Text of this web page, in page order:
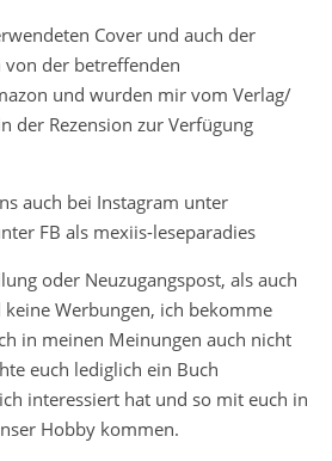
Cover und auch der
der betreffenden
und wurden mir vom Verlag/
der Rezension zur Verfügung
auch bei Instagram unter
FB als mexiis-leseparadies
oder Neuzugangspost, als auch
Werbungen, ich bekomme
in meinen Meinungen auch nicht
euch lediglich ein Buch
interessiert hat und so mit euch in
Hobby kommen.